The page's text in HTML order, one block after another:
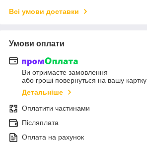
Всі умови доставки
Умови оплати
Ви отримаєте замовлення
або гроші повернуться на вашу картку
Детальніше
Оплатити частинами
Післяплата
Оплата на рахунок